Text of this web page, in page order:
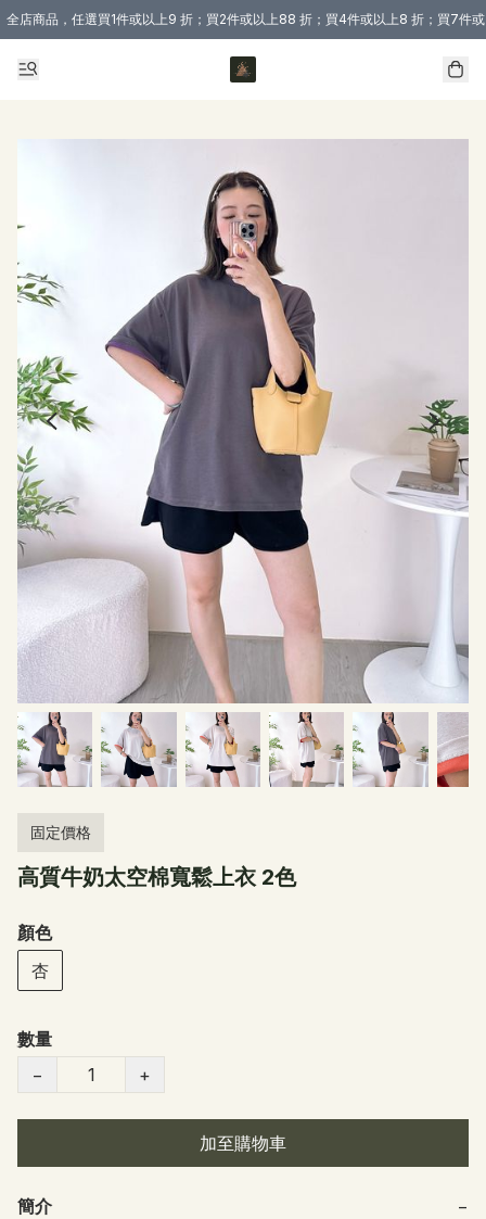
全店商品，任選買1件或以上9 折；買2件或以上88 折；買4件或以上8 折；買7件
購買 3 件商品或以上即享免運費優惠！（適用於 本地送貨、本地取貨 )
固定價格
高質牛奶太空棉寬鬆上衣 2色
顏色
杏
數量
−
+
加至購物車
簡介 −